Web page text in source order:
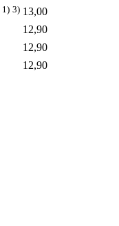
1) 3) 13,00
12,90
12,90
12,90